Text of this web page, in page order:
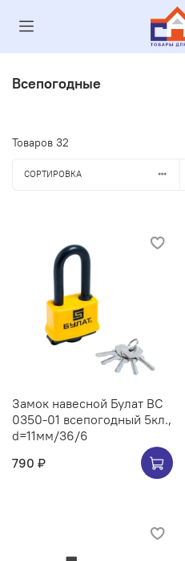
Всепогодные
Товаров 32
СОРТИРОВКА
Замок навесной Булат ВС
0350-01 всепогодный 5кл.,
d=11мм/36/6
790 ₽